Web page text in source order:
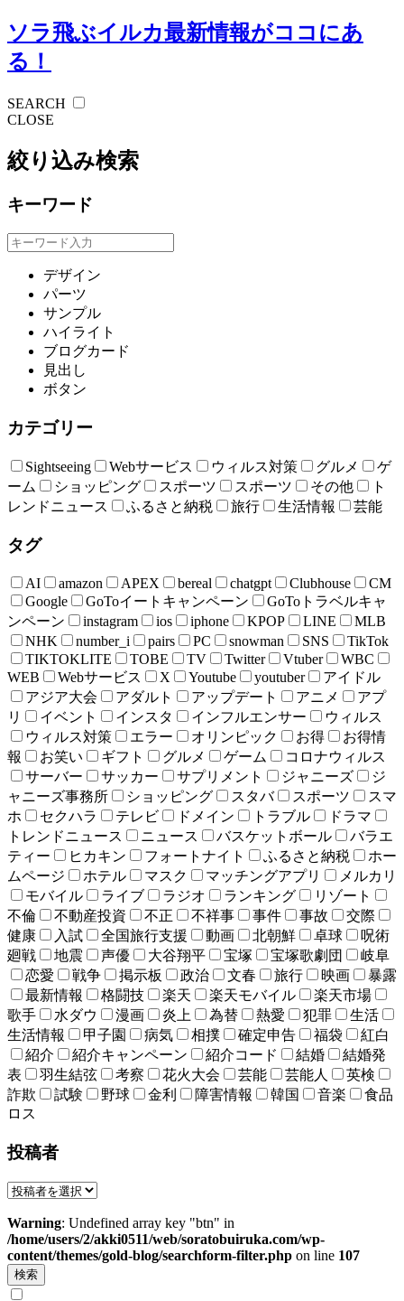
ソラ飛ぶイルカ最新情報がココにあ
る！
SEARCH
CLOSE
絞り込み検索
キーワード
デザイン
パーツ
サンプル
ハイライト
ブログカード
見出し
ボタン
カテゴリー
Sightseeing Webサービス ウィルス対策 グルメ
ゲ
ーム
ショッピング スポーツ スポーツ その他
ト
レンドニュース
ふるさと納税 旅行 生活情報 芸能
タグ
AI amazon APEX bereal chatgpt Clubhouse
CM
Google
GoToイートキャンペーン
GoToトラベルキャ
ンペーン
instagram ios iphone KPOP LINE
MLB
NHK
number_i pairs PC snowman SNS
TikTok
TIKTOKLITE
TOBE TV Twitter Vtuber
WBC
WEB
Webサービス X Youtube youtuber
アイドル
アジア大会
アダルト アップデート アニメ
アプ
リ
イベント インスタ インフルエンサー
ウィルス
ウィルス対策
エラー オリンピック お得
お得情
報
お笑い ギフト グルメ ゲーム
コロナウィルス
サーバー
サッカー サプリメント ジャニーズ
ジ
ャニーズ事務所
ショッピング スタバ スポーツ
スマ
ホ
セクハラ テレビ ドメイン トラブル
ドラマ
トレンドニュース
ニュース バスケットボール
バラエ
ティー
ヒカキン フォートナイト ふるさと納税
ホー
ムページ
ホテル マスク マッチングアプリ
メルカリ
モバイル
ライブ ラジオ ランキング
リゾート
不倫
不動産投資 不正 不祥事 事件 事故
交際
健康
入試 全国旅行支援 動画 北朝鮮 卓球
呪術
廻戦
地震 声優 大谷翔平 宝塚 宝塚歌劇団
岐阜
恋愛
戦争 掲示板 政治 文春 旅行 映画
暴露
最新情報
格闘技 楽天 楽天モバイル
楽天市場
歌手
水ダウ 漫画 炎上 為替 熱愛 犯罪
生活
生活情報
甲子園 病気 相撲 確定申告 福袋
紅白
紹介
紹介キャンペーン 紹介コード 結婚
結婚発
表
羽生結弦 考察 花火大会 芸能 芸能人
英検
詐欺
試験 野球 金利 障害情報 韓国 音楽
食品
ロス
投稿者
Warning: Undefined array key "btn" in
/home/users/2/akki0511/web/soratobuiruka.com/wp-
content/themes/gold-blog/searchform-filter.php on line 107
検索